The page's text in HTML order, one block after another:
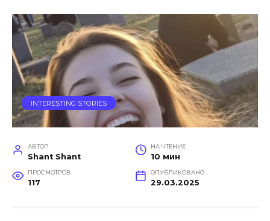
INTERESTING STORIES
АВТОР
Shant Shant
НА ЧТЕНИЕ
10 мин
ПРОСМОТРОВ
117
ОПУБЛИКОВАНО
29.03.2025